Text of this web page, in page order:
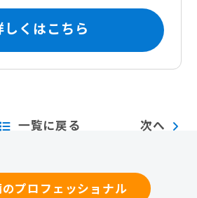
しくはこちら
一覧に戻る 次へ
プロフェッショナル